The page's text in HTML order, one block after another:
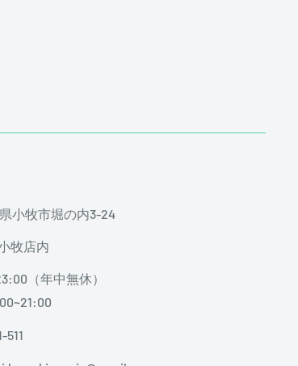
小牧市堀の内3-24
牧店内
（年中無休）
511